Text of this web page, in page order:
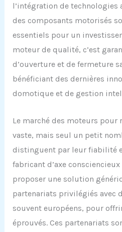
l’intégration de technologies
des composants motorisés
essentiels pour un
moteur de qualité, c’est
d’ouverture et de fermeture
bénéficiant des dernières
domotique et de gestion
Le marché des moteurs
vaste, mais seul un petit
distinguent par leur fiabilité
fabricant d’axe
proposer une solution
partenariats privilégiés avec
souvent européens, pour
éprouvés. Ces partenariats